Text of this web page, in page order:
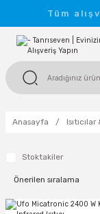
Tüm
Anasayfa
Stoktakiler